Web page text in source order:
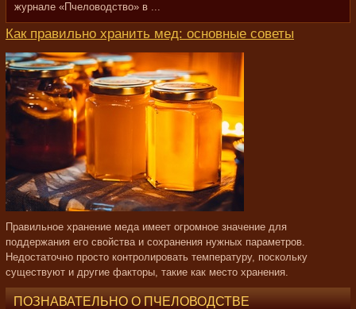
журнале «Пчеловодство» в ...
Как правильно хранить мед: основные советы
Правильное хранение меда имеет огромное значение для
поддержания его свойства и сохранения нужных параметров.
Недостаточно просто контролировать температуру, поскольку
существуют и другие факторы, такие как место хранения.
ПОЗНАВАТЕЛЬНО О ПЧЕЛОВОДСТВЕ